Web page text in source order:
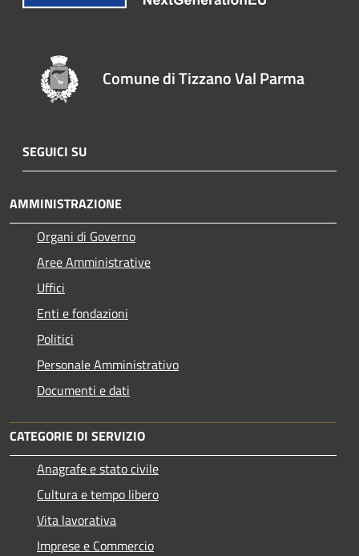
Comune di Tizzano Val Parma
SEGUICI SU
AMMINISTRAZIONE
Organi di Governo
Aree Amministrative
Uffici
Enti e fondazioni
Politici
Personale Amministrativo
Documenti e dati
CATEGORIE DI SERVIZIO
Anagrafe e stato civile
Cultura e tempo libero
Vita lavorativa
Imprese e Commercio